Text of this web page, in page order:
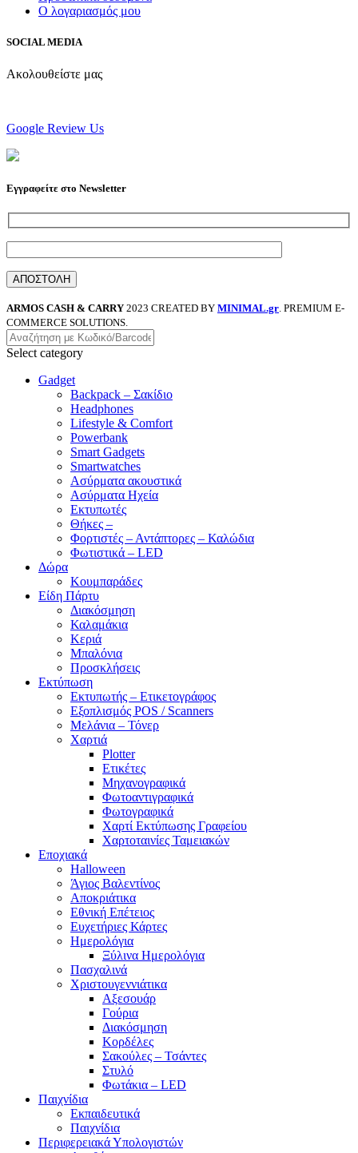
Ο λογαριασμός μου
SOCIAL MEDIA
Ακολουθείστε μας
Google Review Us
Εγγραφείτε στο Newsletter
ARMOS CASH & CARRY 2023 CREATED BY MINIMAL.gr . PREMIUM E-
COMMERCE SOLUTIONS.
Select category
Gadget
Backpack – Σακίδιο
Headphones
Lifestyle & Comfort
Powerbank
Smart Gadgets
Smartwatches
Ασύρματα ακουστικά
Ασύρματα Ηχεία
Εκτυπωτές
Θήκες –
Φορτιστές – Αντάπτορες – Καλώδια
Φωτιστικά – LED
Δώρα
Κουμπαράδες
Είδη Πάρτυ
Διακόσμηση
Καλαμάκια
Κεριά
Μπαλόνια
Προσκλήσεις
Εκτύπωση
Εκτυπωτής – Ετικετογράφος
Εξοπλισμός POS / Scanners
Μελάνια – Τόνερ
Χαρτιά
Plotter
Ετικέτες
Μηχανογραφικά
Φωτοαντιγραφικά
Φωτογραφικά
Χαρτί Εκτύπωσης Γραφείου
Χαρτοταινίες Ταμειακών
Εποχιακά
Halloween
Άγιος Βαλεντίνος
Αποκριάτικα
Εθνική Επέτειος
Ευχετήριες Κάρτες
Ημερολόγια
Ξύλινα Ημερολόγια
Πασχαλινά
Χριστουγεννιάτικα
Αξεσουάρ
Γούρια
Διακόσμηση
Κορδέλες
Σακούλες – Τσάντες
Στυλό
Φωτάκια – LED
Παιχνίδια
Εκπαιδευτικά
Παιχνίδια
Περιφερειακά Υπολογιστών